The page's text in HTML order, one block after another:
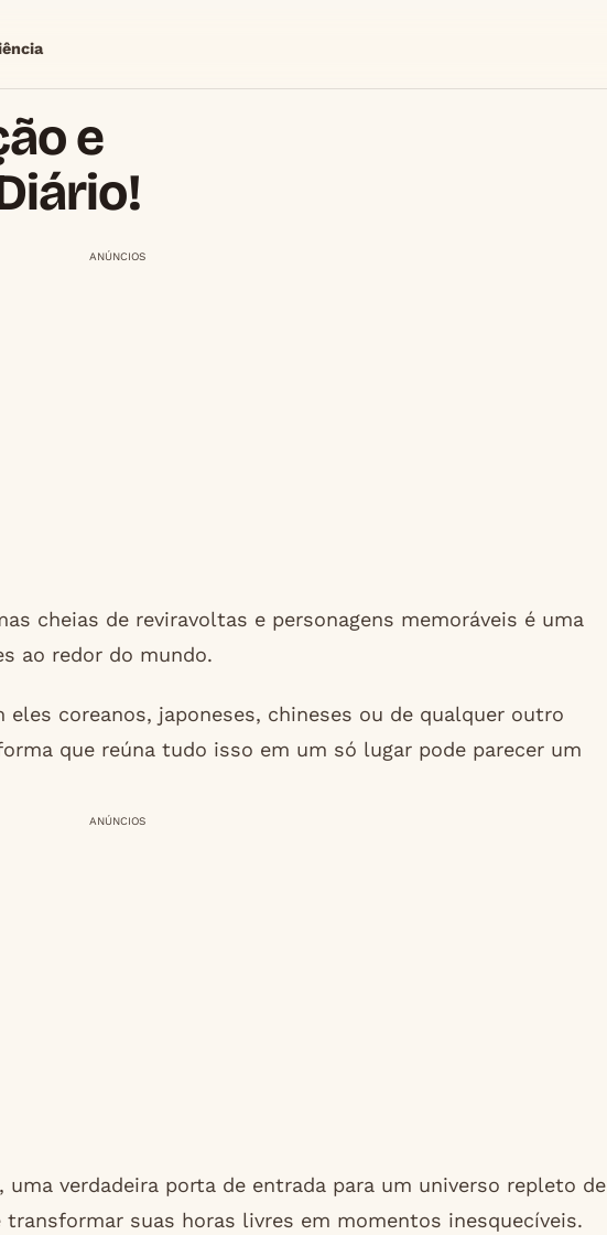
e
ANÚNCIOS
cheias de reviravoltas e personagens memoráveis é uma
ao redor do mundo.
eles coreanos, japoneses, chineses ou de qualquer outro
que reúna tudo isso em um só lugar pode parecer um
ANÚNCIOS
uma verdadeira porta de entrada para um universo repleto de
suas horas livres em momentos inesquecíveis.